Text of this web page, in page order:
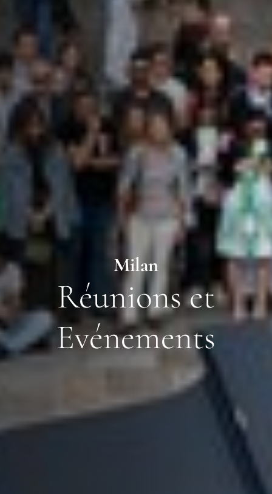
Milan
Réunions et
Evénements